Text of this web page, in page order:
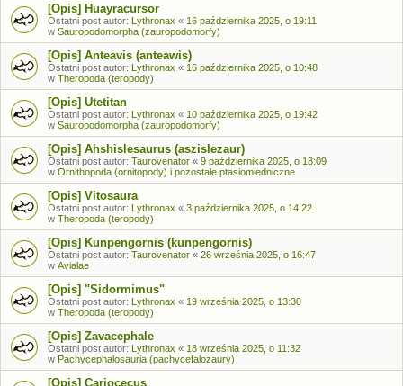
[Opis] Huayracursor
Ostatni post autor: Lythronax « 16 października 2025, o 19:11
w Sauropodomorpha (zauropodomorfy)
[Opis] Anteavis (anteawis)
Ostatni post autor: Lythronax « 16 października 2025, o 10:48
w Theropoda (teropody)
[Opis] Utetitan
Ostatni post autor: Lythronax « 10 października 2025, o 19:42
w Sauropodomorpha (zauropodomorfy)
[Opis] Ahshislesaurus (aszislezaur)
Ostatni post autor: Taurovenator « 9 października 2025, o 18:09
w Ornithopoda (ornitopody) i pozostałe ptasiomiedniczne
[Opis] Vitosaura
Ostatni post autor: Lythronax « 3 października 2025, o 14:22
w Theropoda (teropody)
[Opis] Kunpengornis (kunpengornis)
Ostatni post autor: Taurovenator « 26 września 2025, o 16:47
w Avialae
[Opis] "Sidormimus"
Ostatni post autor: Lythronax « 19 września 2025, o 13:30
w Theropoda (teropody)
[Opis] Zavacephale
Ostatni post autor: Lythronax « 18 września 2025, o 11:32
w Pachycephalosauria (pachycefalozaury)
[Opis] Cariocecus